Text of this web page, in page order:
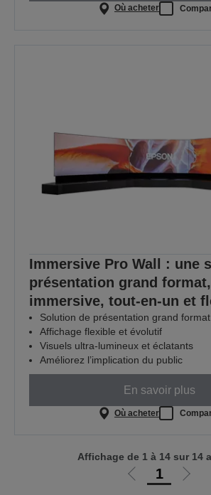
Où acheter
Immersive Pro Wall : une
présentation grand format,
immersive, tout-en-un et
Solution de présentation grand
Affichage flexible et évolutif
Visuels ultra-lumineux et éclatants
Améliorez l’implication du public
En savoir plus
Où acheter
Aller1
Aller
Affichage de 1 à 14 sur 14